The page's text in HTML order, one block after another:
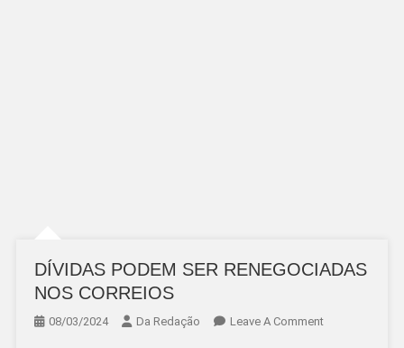
DÍVIDAS PODEM SER RENEGOCIADAS
NOS CORREIOS
08/03/2024 Da Redação Leave A CommentOn